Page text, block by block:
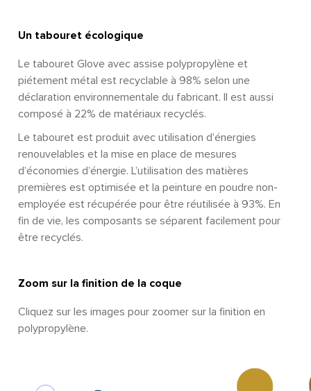
Un tabouret écologique
Le tabouret Glove avec assise polypropylène et
piétement métal est recyclable à 98% selon une
déclaration environnementale du fabricant. Il est aussi
composé à 22% de matériaux recyclés.
Le tabouret est produit avec utilisation d’énergies
renouvelables et la mise en place de mesures
d’économies d’énergie. L’utilisation des matières
premières est optimisée et la peinture en poudre non-
employée est récupérée pour être réutilisée à 93%. En
fin de vie, les composants se séparent facilement pour
être recyclés.
Zoom sur la finition de la coque
Cliquez sur les images pour zoomer sur la finition en
polypropylène.​